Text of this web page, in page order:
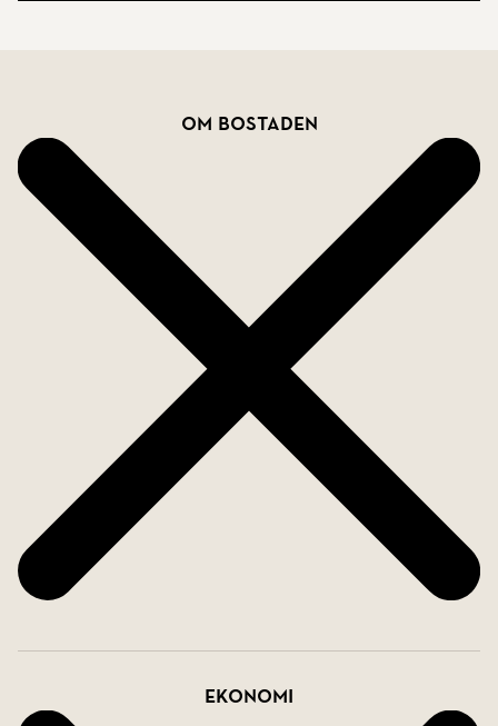
Samtidigt har du bekvämt gångavstånd till Coop
Varmt välkommen att göra en intresseanmälan så
hör ansvarig mäklare av sig när det blir aktuellt för
visning!
Följ oss gärna på Instagram på
@Skandiamaklarna_kristianstad. Där får ni full
uppdatering på både aktuella och framtida
Om bostaden
Ekonomi